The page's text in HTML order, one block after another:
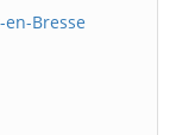
Bresse